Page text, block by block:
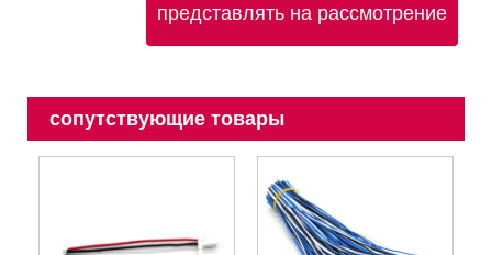
представлять на рассмотрение
сопутствующие товары